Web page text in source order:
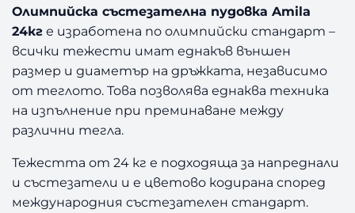
т
е
з
а
т
л
н
п
у
д
Олимпийска състезателна пудовка Amila
24кг е изработена по олимпийски стандарт –
всички тежести имат еднакъв външен
размер и диаметър на дръжката, независимо
от теглото. Това позволява еднаква техника
на изпълнение при преминаване между
различни тегла.
Тежестта от 24 кг е подходяща за напреднали
и състезатели и е цветово кодирана според
международния състезателен стандарт.